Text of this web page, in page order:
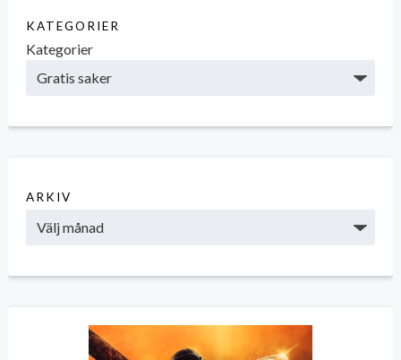
KATEGORIER
Kategorier
ARKIV